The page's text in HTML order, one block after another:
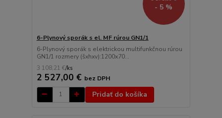
- 5 %
6-Plynový sporák s el. MF rúrou GN1/1
6-Plynový sporák s elektrickou multifunkčnou rúrou
GN1/1 rozmery (šxhxv):1200x70...
3 108,21 €/ks
2 527,00 € bez DPH
Pridať do košíka